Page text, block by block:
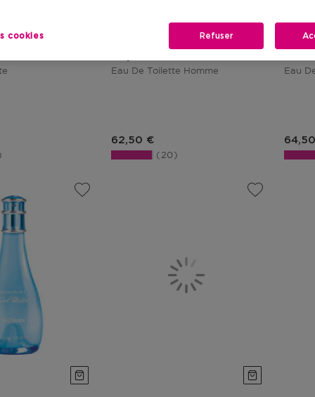
Eau De Toilette Homme
Prix du produit
62,50 €
20
Eau
Prix
cookies Refuser